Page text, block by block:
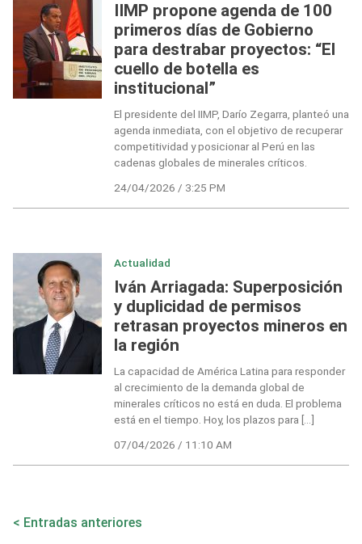
IIMP propone agenda de 100
primeros días de Gobierno
para destrabar proyectos: “El
cuello de botella es
institucional”
El presidente del IIMP, Darío Zegarra, planteó una
agenda inmediata, con el objetivo de recuperar
competitividad y posicionar al Perú en las
cadenas globales de minerales críticos.
24/04/2026 / 3:25 PM
Actualidad
Iván Arriagada: Superposición
y duplicidad de permisos
retrasan proyectos mineros en
la región
La capacidad de América Latina para responder
al crecimiento de la demanda global de
minerales críticos no está en duda. El problema
está en el tiempo. Hoy, los plazos para […]
07/04/2026 / 11:10 AM
Navegación
Entradas anteriores